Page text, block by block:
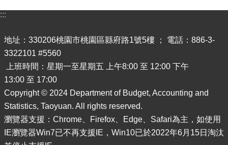
通
訊
錄
業
務
資
訊
便
:::
地址：330206桃園市桃園區縣府路1號5樓 ； 電話：886-3-
3322101 #5560
上班時間：星期一至星期五 上午8:00 至 12:00 下午
13:00 至 17:00
Copyright © 2024 Department of Budget, Accounting and
Statistics, Taoyuan. All rights reserved.
瀏覽器支援：Chrome、Firefox、Edge、Safari為主，如使用
IE瀏覽器Win7已不再支援IE，Win10已於2022年6月15日淘汰